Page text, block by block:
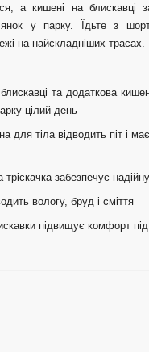
а кишені на блискавці
у парку. Їдьте з
на найскладніших трасах.
та додаткова
цілий день
для тіла відводить піт і
тріскачка забезпечує
вологу, бруд і сміття
підвищує комфорт